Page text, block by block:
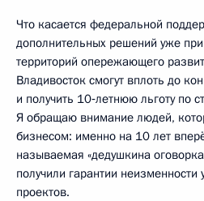
Что касается федеральной
дополнительных решений уже
территорий опережающего
Владивосток смогут вплоть до
и получить 10‑летнюю льготу по
Я обращаю внимание людей,
бизнесом: именно на 10 лет
называемая «дедушкина
получили гарантии
проектов.